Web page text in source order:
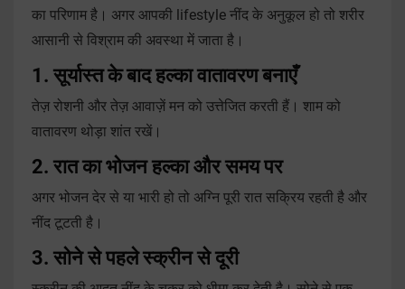
का परिणाम है। अगर आपकी lifestyle नींद के अनुकूल हो तो शरीर
आसानी से विश्राम की अवस्था में जाता है।
1. सूर्यास्त के बाद हल्का वातावरण बनाएँ
तेज़ रोशनी और तेज़ आवाज़ें मन को उत्तेजित करती हैं। शाम को
वातावरण थोड़ा शांत रखें।
2. रात का भोजन हल्का और समय पर
अगर भोजन देर से या भारी हो तो अग्नि पूरी रात सक्रिय रहती है और
नींद टूटती है।
3. सोने से पहले स्क्रीन से दूरी